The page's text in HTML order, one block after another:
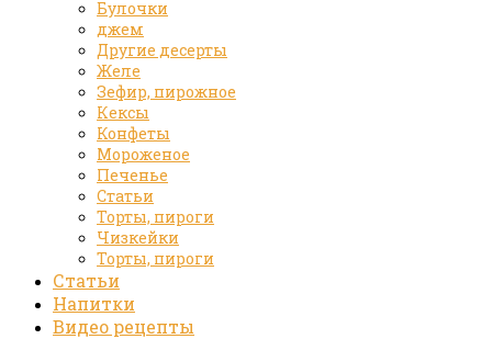
Булочки
джем
Другие десерты
Желе
Зефир, пирожное
Кексы
Конфеты
Мороженое
Печенье
Статьи
Торты, пироги
Чизкейки
Торты, пироги
Статьи
Напитки
Видео рецепты